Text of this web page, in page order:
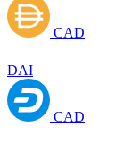
CAD
DAI
CAD